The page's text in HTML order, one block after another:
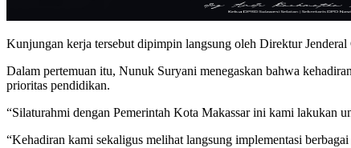
Kunjungan kerja tersebut dipimpin langsung oleh Direktur
Dalam pertemuan itu, Nunuk Suryani menegaskan bahwa
prioritas pendidikan.
“Silaturahmi dengan Pemerintah Kota Makassar ini kami lakukan
“Kehadiran kami sekaligus melihat langsung implementasi